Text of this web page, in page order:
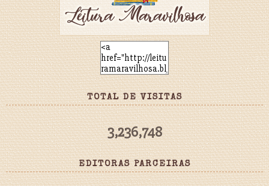
TOTAL DE VISITAS
3,236,748
EDITORAS PARCEIRAS